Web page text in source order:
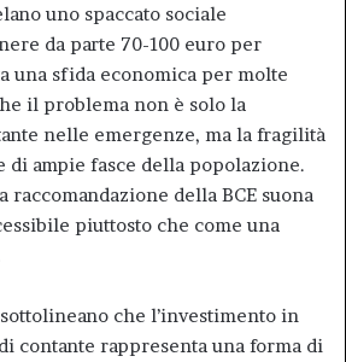
uno spaccato sociale
da parte 70-100 euro per
una sfida economica per molte
il problema non è solo la
nelle emergenze, ma la fragilità
di ampie fasce della popolazione.
della BCE suona
piuttosto che come una
che l’investimento in
contante rappresenta una forma di